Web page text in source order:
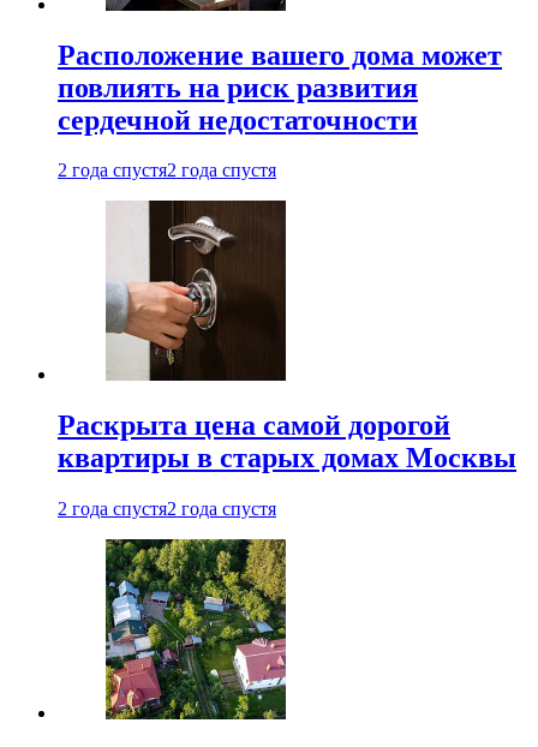
Расположение вашего дома может
повлиять на риск развития
сердечной недостаточности
2 года спустя2 года спустя
Раскрыта цена самой дорогой
квартиры в старых домах Москвы
2 года спустя2 года спустя